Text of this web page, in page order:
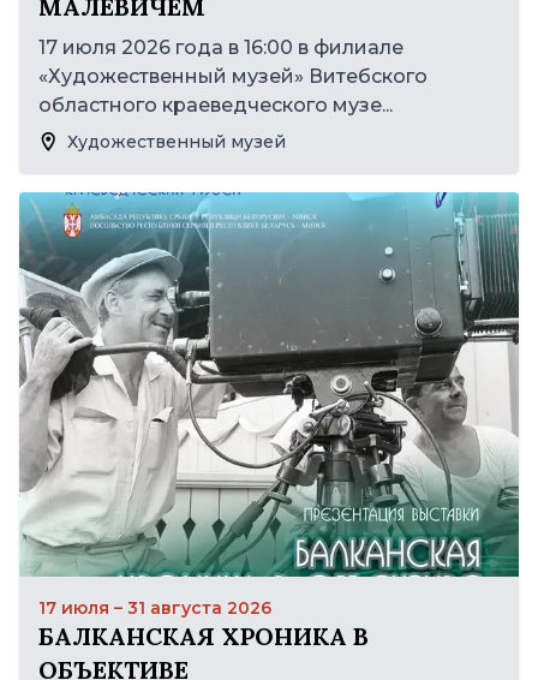
МАЛЕВИЧЕМ
17 июля 2026 года в 16:00 в филиале
«Художественный музей» Витебского
областного краеведческого музе...
Художественный музей
17 июля – 31 августа 2026
БАЛКАНСКАЯ ХРОНИКА В
ОБЪЕКТИВЕ